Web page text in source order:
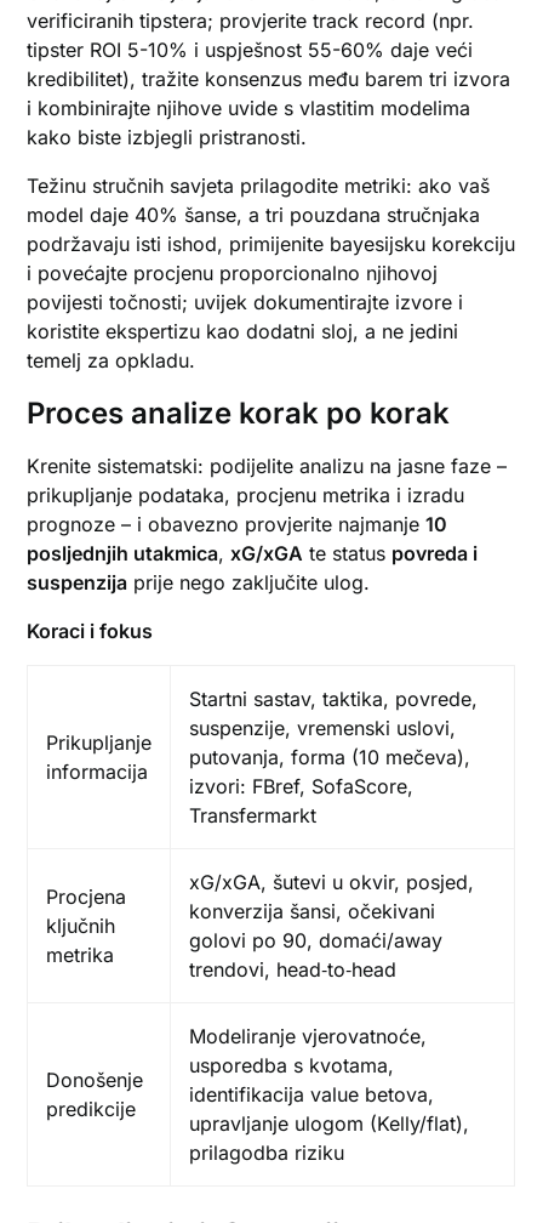
verificiranih tipstera; provjerite track record (npr.
tipster ROI 5-10% i uspješnost 55-60% daje veći
kredibilitet), tražite konsenzus među barem tri izvora
i kombinirajte njihove uvide s vlastitim modelima
kako biste izbjegli pristranosti.
Težinu stručnih savjeta prilagodite metriki: ako vaš
model daje 40% šanse, a tri pouzdana stručnjaka
podržavaju isti ishod, primijenite bayesijsku korekciju
i povećajte procjenu proporcionalno njihovoj
povijesti točnosti; uvijek dokumentirajte izvore i
koristite ekspertizu kao dodatni sloj, a ne jedini
temelj za opkladu.
Proces analize korak po korak
Krenite sistematski: podijelite analizu na jasne faze –
prikupljanje podataka, procjenu metrika i izradu
prognoze – i obavezno provjerite najmanje10
posljednjih utakmica,xG/xGA te status povreda i
suspenzija prije nego zaključite ulog.
Koraci i fokus
Prikupljanje
informacija
Startni sastav, taktika, povrede,
suspenzije, vremenski uslovi,
putovanja, forma (10 mečeva),
izvori: FBref, SofaScore,
Transfermarkt
Procjena
ključnih
metrika
xG/xGA, šutevi u okvir, posjed,
konverzija šansi, očekivani
golovi po 90, domaći/away
trendovi, head‑to‑head
Donošenje
predikcije
Modeliranje vjerovatnoće,
usporedba s kvotama,
identifikacija value betova,
upravljanje ulogom (Kelly/flat),
prilagodba riziku